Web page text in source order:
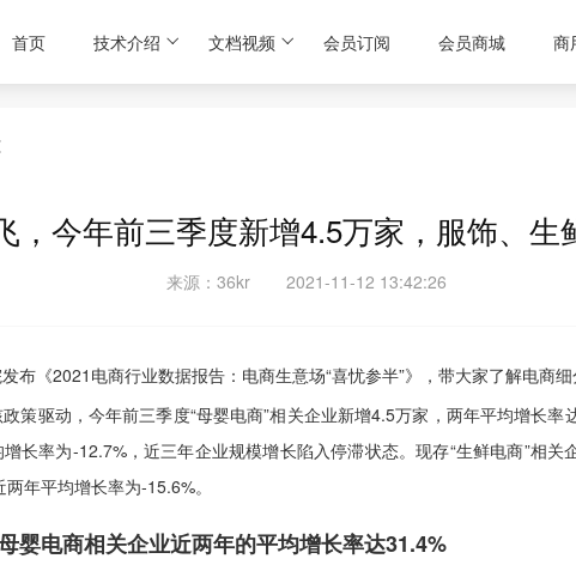
首页 技术介绍 文档视频 会员订阅 会员商城 商
，今年前三季度新增4.5万家，服饰、生
来源：36kr 2021-11-12 13:42:26
布《2021电商行业数据报告：电商生意场“喜忧参半”》，带大家了解电商细
策驱动，今年前三季度“母婴电商”相关企业新增4.5万家，两年平均增长率
长率为-12.7%，近三年企业规模增长陷入停滞状态。现存“生鲜电商”相关
年平均增长率为-15.6%。
婴电商相关企业近两年的平均增长率达31.4%